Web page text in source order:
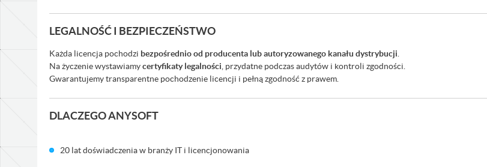
LEGALNOŚĆ I BEZPIECZEŃSTWO
Każda licencja pochodzi bezpośrednio od producenta lub autoryzowanego kanału dystrybucji
Na życzenie wystawiamycertyfikaty legalności , przydatne podczas audytów i kontroli zgodności.
Gwarantujemy transparentne pochodzenie licencji i pełną zgodność z prawem.
DLACZEGO ANYSOFT
20 lat doświadczenia w branży IT i licencjonowania